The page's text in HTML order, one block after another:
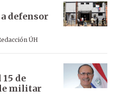
defensor
ÚH
de
militar